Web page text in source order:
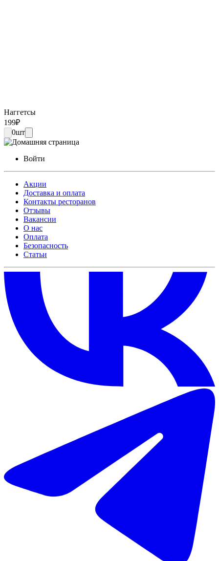
Наггетсы
199₽
0шт
Войти
Акции
Доставка и оплата
Контакты ресторанов
Отзывы
Вакансии
О нас
Оплата
Безопасность
Статьи